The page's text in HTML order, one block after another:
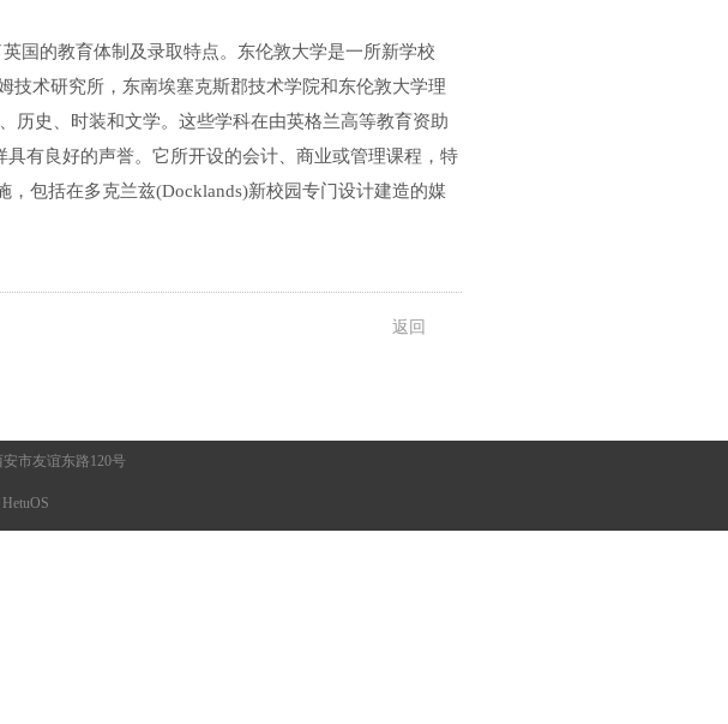
国的教育体制及录取特点。东伦敦大学是一所新学校
技术研究所，东南埃塞克斯郡技术学院和东伦敦大学理
历史、时装和文学。这些学科在由英格兰高等教育资助
有良好的声誉。它所开设的会计、商业或管理课程，特
包括在多克兰兹(Docklands)新校园专门设计建造的媒
返回
市友谊东路120号